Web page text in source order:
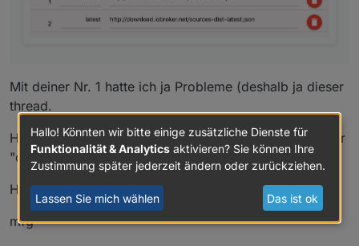
Mit deiner Nr. 1 hatte ich ja Probleme (deshalb ja dieser
thread.
Habe aber jetzt mal meine Nr. 2 und 3 gelöscht und nur
"default" und "latest" drin gelassen.
Hoffe das ist ok so.
mfg
Hallo! Könnten wir bitte einige zusätzliche Dienste für
Funktionalität & Analytics aktivieren? Sie können Ihre
Zustimmung später jederzeit ändern oder zurückziehen.
Lassen Sie mich wählen Das ist ok